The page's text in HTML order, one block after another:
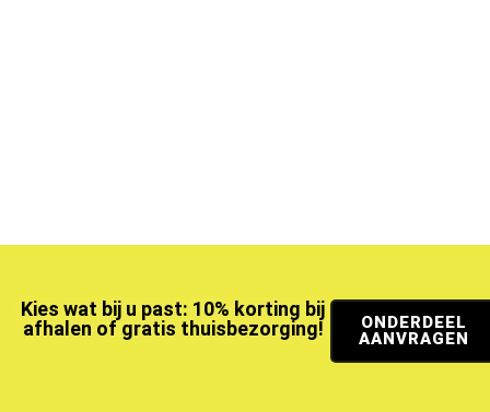
Kies wat bij u past: 10% korting bij
afhalen of gratis thuisbezorging!
ONDERDEEL
AANVRAGEN